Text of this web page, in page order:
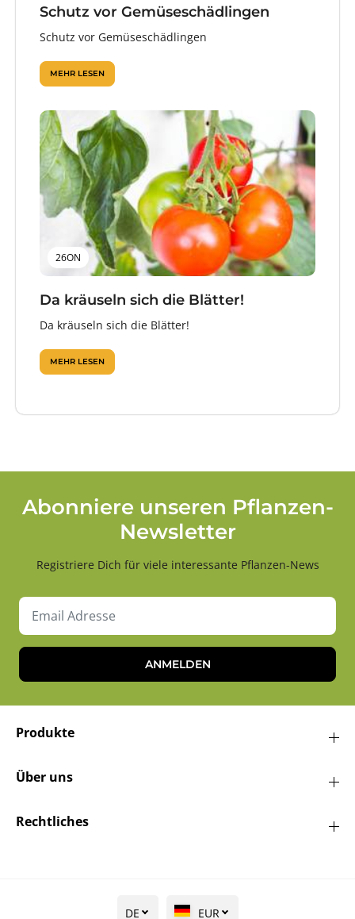
Schutz vor Gemüseschädlingen
Schutz vor Gemüseschädlingen
MEHR LESEN
26ON
Da kräuseln sich die Blätter!
Da kräuseln sich die Blätter!
MEHR LESEN
Abonniere unseren Pflanzen-
Newsletter
Registriere Dich für viele interessante Pflanzen-News
ANMELDEN
Produkte
Über uns
Rechtliches
DE EUR